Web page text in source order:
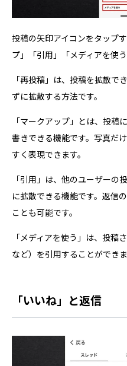
投稿の矢印アイコンをタップ
プ」「引用」「メディアを使
「再投稿」は、投稿を拡散で
ずに拡散する方法です。
「マークアップ」とは、投稿
書きできる機能です。写真だ
すく表現できます。
「引用」は、他のユーザーの
に拡散できる機能です。返信
ことも可能です。
「メディアを使う」は、投稿
など）を引用することができま
「いいね」と返信